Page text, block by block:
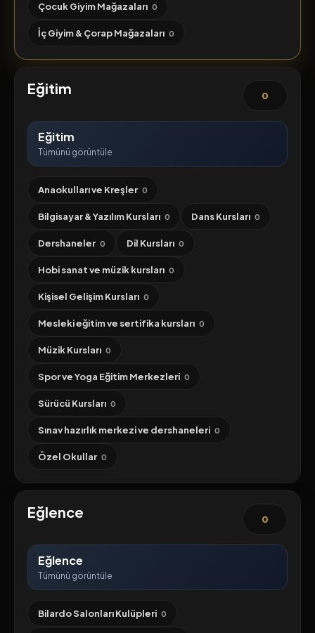
Çocuk Giyim Mağazaları 0
İç Giyim & Çorap Mağazaları 0
Eğitim 0
Eğitim
Tümünü görüntüle
Anaokulları ve Kreşler 0
Bilgisayar & Yazılım Kursları 0 Dans Kursları 0
Dershaneler 0 Dil Kursları 0
Hobi sanat ve müzik kursları 0
Kişisel Gelişim Kursları 0
Mesleki eğitim ve sertifika kursları 0
Müzik Kursları 0
Spor ve Yoga Eğitim Merkezleri 0
Sürücü Kursları 0
Sınav hazırlık merkezi ve dershaneleri 0
Özel Okullar 0
Eğlence 0
Eğlence
Tümünü görüntüle
Bilardo Salonları Kulüpleri 0